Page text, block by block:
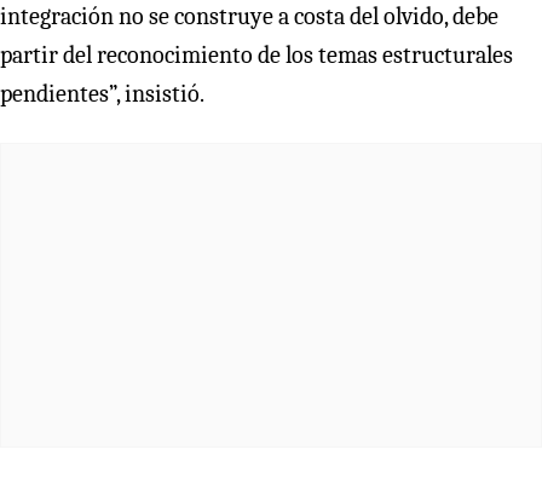
integración no se construye a costa del olvido, debe
partir del reconocimiento de los temas estructurales
pendientes”, insistió.